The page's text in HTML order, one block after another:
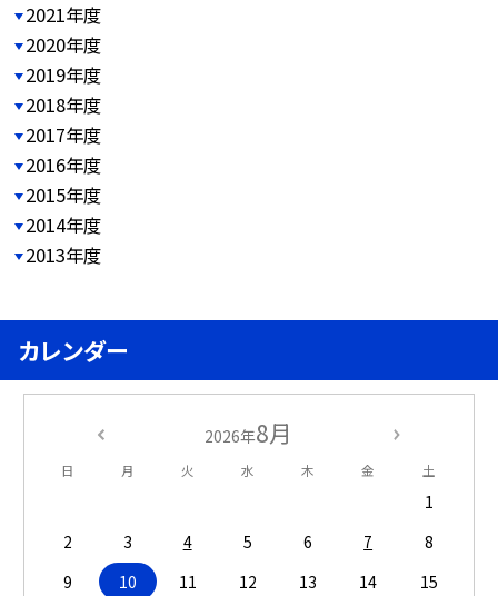
2021年度
2020年度
2019年度
2018年度
2017年度
2016年度
2015年度
2014年度
2013年度
カレンダー
2026年8月
日 月 火 水 木 金 土
1
2
3 4 5 6 7
8
9
10 11 12 13 14
15